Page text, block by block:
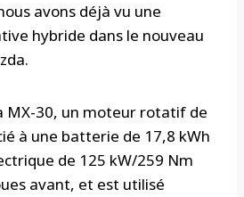
avons déjà vu une
hybride dans le nouveau
MX-30, un moteur rotatif de
à une batterie de 17,8 kWh
de 125 kW/259 Nm
avant, et est utilisé